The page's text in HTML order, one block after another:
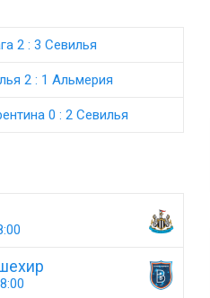
2 : 3 Севилья
2 : 1 Альмерия
0 : 2 Севилья